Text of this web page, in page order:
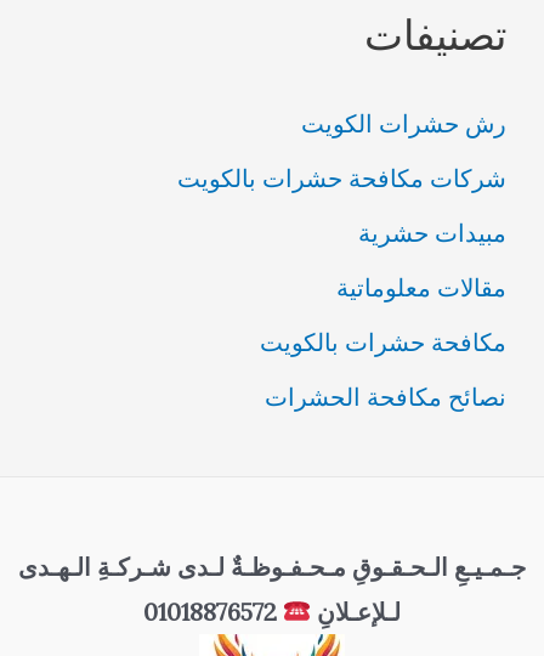
تصنيفات
رش حشرات الكويت
شركات مكافحة حشرات بالكويت
مبيدات حشرية
مقالات معلوماتية
مكافحة حشرات بالكويت
نصائح مكافحة الحشرات
جـمـيـعِ الـحـقـوقِ مـحـفـوظـةٌ لـدى شـركـةِ الـهـدى
لـلإعـلانِ